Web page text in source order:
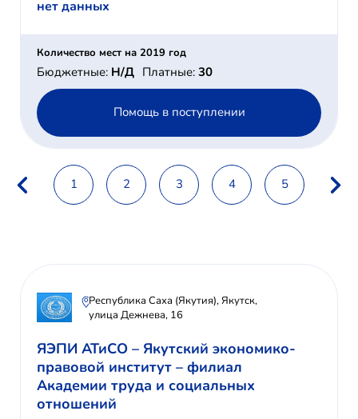
нет данных
Количество мест на 2019 год
Бюджетные: Н/Д Платные: 30
Помощь в поступлении
1 2 3 4 5
Республика Саха (Якутия), Якутск,
улица Дежнева, 16
ЯЭПИ АТиСО – Якутский экономико-
правовой институт – филиал
Академии труда и социальных
отношений